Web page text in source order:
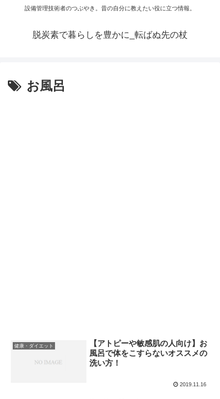
設備管理技術者のつぶやき。昔の自分に教えたい役に立つ情報。
脱炭素で暮らしを豊かに_転ばぬ先の杖
お風呂
健康・ダイエット
【アトピーや敏感肌の人向け】お
風呂で体をこすらないオススメの
洗い方！
2019.11.16